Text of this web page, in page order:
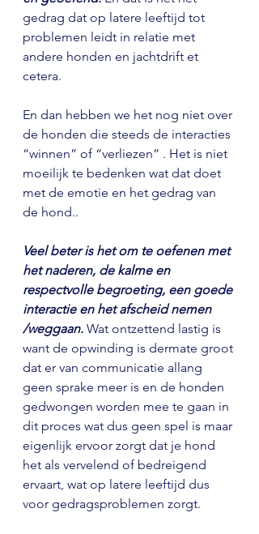
gedrag dat op latere leeftijd tot
problemen leidt in relatie met
andere honden en jachtdrift et
cetera.
En dan hebben we het nog niet over
de honden die steeds de interacties
“winnen” of “verliezen” . Het is niet
moeilijk te bedenken wat dat doet
met de emotie en het gedrag van
de hond..
Veel beter is het om te oefenen met
het naderen, de kalme en
respectvolle begroeting, een goede
interactie en het afscheid nemen
/weggaan. Wat ontzettend lastig is
want de opwinding is dermate groot
dat er van communicatie allang
geen sprake meer is en de honden
gedwongen worden mee te gaan in
dit proces wat dus geen spel is maar
eigenlijk ervoor zorgt dat je hond
het als vervelend of bedreigend
ervaart, wat op latere leeftijd dus
voor gedragsproblemen zorgt.